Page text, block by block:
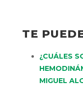
TE
¿CUÁLES
MIGUEL